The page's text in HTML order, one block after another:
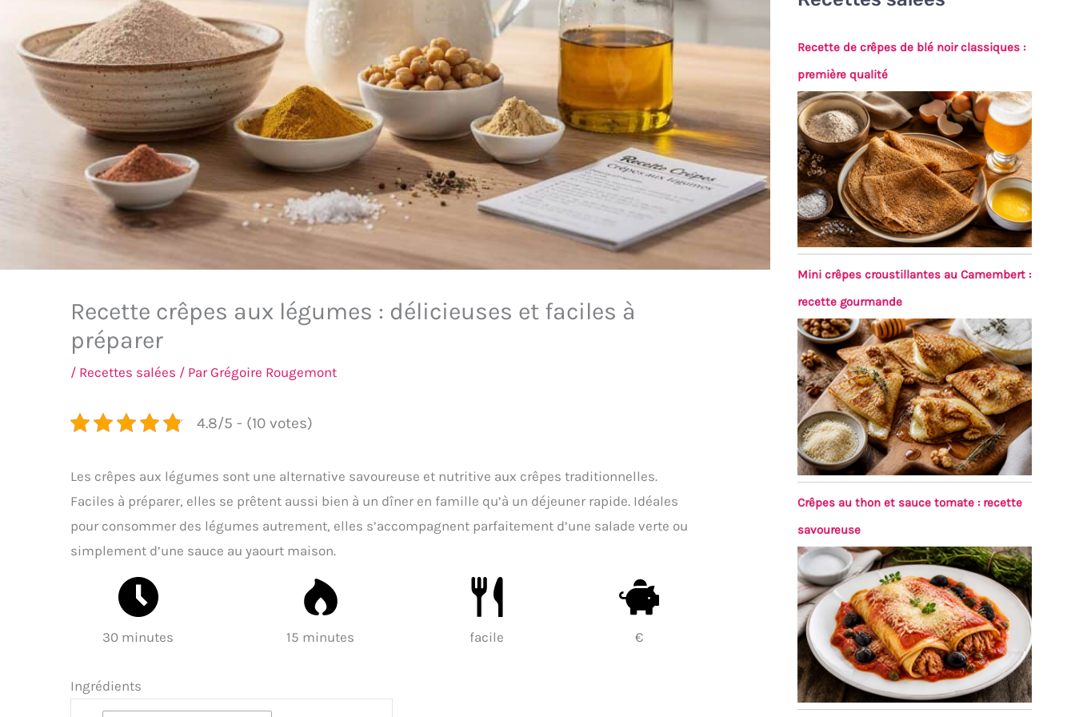
Recette crêpes aux légumes : délicieuses et faciles à
préparer
/ Recettes salées / ParGrégoire Rougemont
4.8/5 - (10 votes)
Les crêpes aux légumes sont une alternative savoureuse et nutritive aux crêpes traditionnelles.
Faciles à préparer, elles se prêtent aussi bien à un dîner en famille qu’à un déjeuner rapide. Idéales
pour consommer des légumes autrement, elles s’accompagnent parfaitement d’une salade verte ou
simplement d’une sauce au yaourt maison.
30 minutes 15 minutes facile €
Ingrédients
Recette de crêpes de blé noir classiques :
première qualité
Mini crêpes croustillantes au Camembert :
recette gourmande
Crêpes au thon et sauce tomate : recette
savoureuse